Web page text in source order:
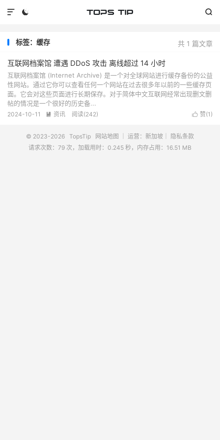
 

共 1 篇文章
标签：缓存
互联网档案馆 遭遇 DDoS 攻击 离线超过 14 小时
互联网档案馆 (Internet Archive) 是一个对全球网站进行缓存备份的公益
性网站。通过它你可以查看任何一个网站在过去很多年以前的一些缓存页
面。它会对这些页面进行长期保存。对于简体中文互联网经常出现删文删
帖的情况是一个很好的历史备...
 赞(1 )
2024-10-11  资讯 阅读(242)
© 2023-2026 TopsTip 网站地图 ｜ 运营：新加坡｜
隐私条款
请求次数：79 次，加载用时：0.245 秒，内存占用：16.51 MB